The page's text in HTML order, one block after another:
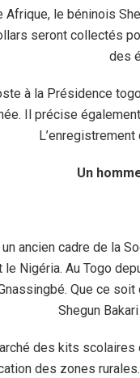
Afrique, le béninois
seront collectés
des
à la Présidence
Il précise
Un
ancien cadre de la
le Nigéria. Au Togo
Que ce
Shegun
des kits scolaires
des zones